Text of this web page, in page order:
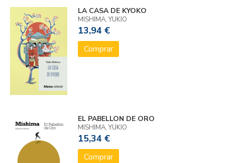
LA CASA DE KYOKO
MISHIMA, YUKIO
13,94 €
Comprar
EL PABELLON DE ORO
MISHIMA, YUKIO
15,34 €
Comprar